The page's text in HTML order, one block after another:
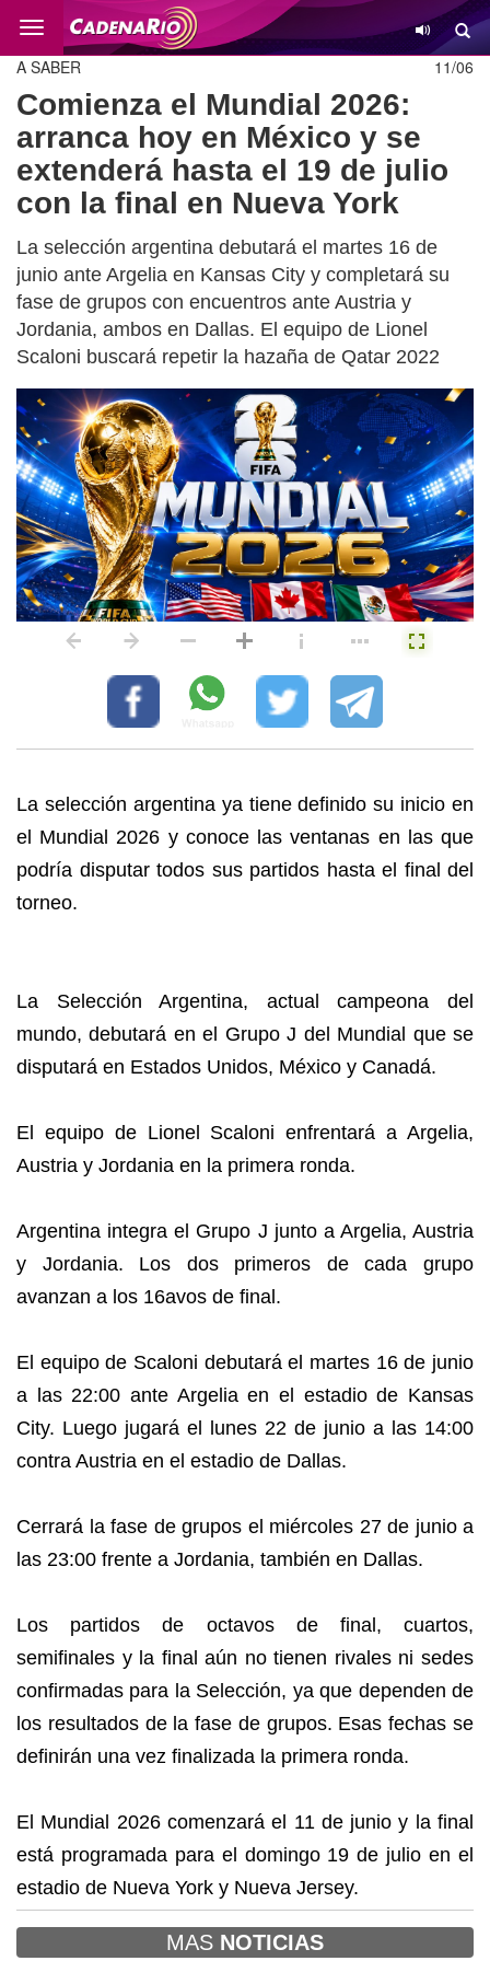
Cambio
11/06
A SABER
Comienza el Mundial 2026:
arranca hoy en México y se
extenderá hasta el 19 de julio
con la final en Nueva York
La selección argentina debutará el martes 16 de
junio ante Argelia en Kansas City y completará su
fase de grupos con encuentros ante Austria y
Jordania, ambos en Dallas. El equipo de Lionel
Scaloni buscará repetir la hazaña de Qatar 2022
La selección argentina ya tiene definido su inicio en
el Mundial 2026 y conoce las ventanas en las que
podría disputar todos sus partidos hasta el final del
torneo.
La Selección Argentina, actual campeona del
mundo, debutará en el Grupo J del Mundial que se
disputará en Estados Unidos, México y Canadá.
El equipo de Lionel Scaloni enfrentará a Argelia,
Austria y Jordania en la primera ronda.
Argentina integra el Grupo J junto a Argelia, Austria
y Jordania. Los dos primeros de cada grupo
avanzan a los 16avos de final.
El equipo de Scaloni debutará el martes 16 de junio
a las 22:00 ante Argelia en el estadio de Kansas
City. Luego jugará el lunes 22 de junio a las 14:00
contra Austria en el estadio de Dallas.
Cerrará la fase de grupos el miércoles 27 de junio a
las 23:00 frente a Jordania, también en Dallas.
Los partidos de octavos de final, cuartos,
semifinales y la final aún no tienen rivales ni sedes
confirmadas para la Selección, ya que dependen de
los resultados de la fase de grupos. Esas fechas se
definirán una vez finalizada la primera ronda.
El Mundial 2026 comenzará el 11 de junio y la final
está programada para el domingo 19 de julio en el
estadio de Nueva York y Nueva Jersey.
MAS NOTICIAS